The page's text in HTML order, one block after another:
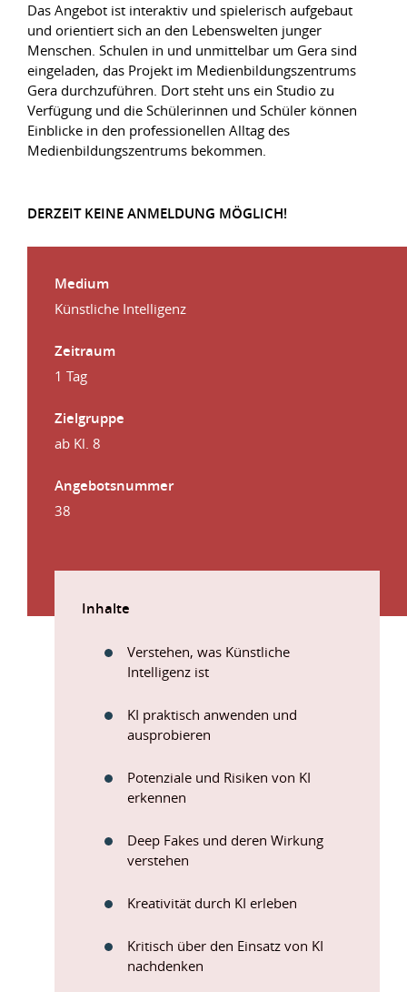
Das Angebot ist interaktiv und spielerisch aufgebaut
und orientiert sich an den Lebenswelten junger
Menschen. Schulen in und unmittelbar um Gera sind
eingeladen, das Projekt im Medienbildungszentrums
Gera durchzuführen. Dort steht uns ein Studio zu
Verfügung und die Schülerinnen und Schüler können
Einblicke in den professionellen Alltag des
Medienbildungszentrums bekommen.
DERZEIT KEINE ANMELDUNG MÖGLICH!
Medium
Künstliche Intelligenz
Zeitraum
1 Tag
Zielgruppe
ab Kl. 8
Angebotsnummer
38
Inhalte
Verstehen, was Künstliche
Intelligenz ist
KI praktisch anwenden und
ausprobieren
Potenziale und Risiken von KI
erkennen
Deep Fakes und deren Wirkung
verstehen
Kreativität durch KI erleben
Kritisch über den Einsatz von KI
nachdenken